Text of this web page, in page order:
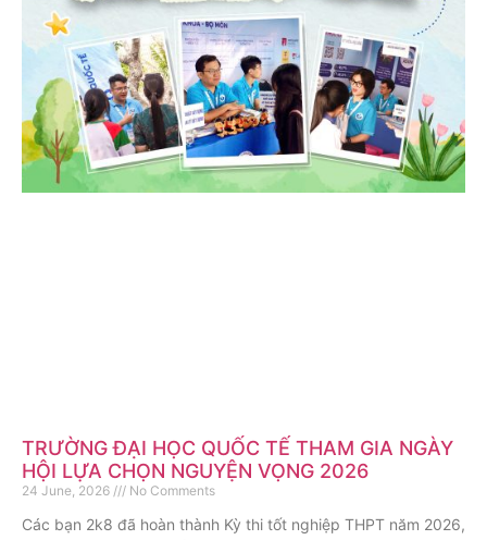
TRƯỜNG ĐẠI HỌC QUỐC TẾ THAM GIA NGÀY
HỘI LỰA CHỌN NGUYỆN VỌNG 2026
24 June, 2026 No Comments
Các bạn 2k8 đã hoàn thành Kỳ thi tốt nghiệp THPT năm 2026,